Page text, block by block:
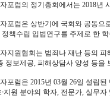
포럼의 정기총회에서는 2018년
포럼은 상반기에 국회와 공동으
정책수립 입법연구를 주제로 한
지원협회는 범죄나 재난 등의
정보제공, 피해상담사 양성 등
포럼은 2015년 03월 26일 설립
지원 분야의 학자, 전문가, 실무